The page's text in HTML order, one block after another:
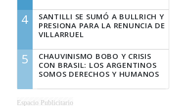
4
SANTILLI SE SUMÓ A BULLRICH Y
PRESIONA PARA LA RENUNCIA DE
VILLARRUEL
5
CHAUVINISMO BOBO Y CRISIS
CON BRASIL: LOS ARGENTINOS
SOMOS DERECHOS Y HUMANOS
Espacio Publicitario